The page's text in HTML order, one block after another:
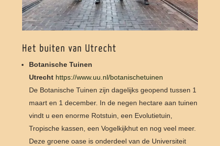
Het buiten van Utrecht
Botanische Tuinen
Utrecht https://www.uu.nl/botanischetuinen
De Botanische Tuinen zijn dagelijks geopend tussen 1
maart en 1 december. In de negen hectare aan tuinen
vindt u een enorme Rotstuin, een Evolutietuin,
Tropische kassen, een Vogelkijkhut en nog veel meer.
Deze groene oase is onderdeel van de Universiteit